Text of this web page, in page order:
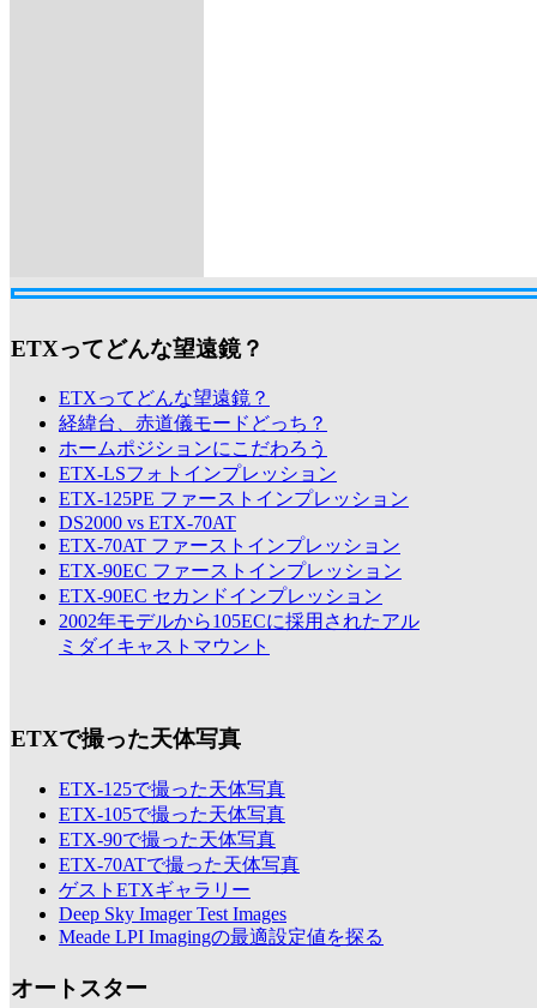
ETXってどんな望遠鏡？
ETXってどんな望遠鏡？
経緯台、赤道儀モードどっち？
ホームポジションにこだわろう
ETX-LSフォトインプレッション
ETX-125PE ファーストインプレッション
DS2000 vs ETX-70AT
ETX-70AT ファーストインプレッション
ETX-90EC ファーストインプレッション
ETX-90EC セカンドインプレッション
2002年モデルから105ECに採用されたアル
ミダイキャストマウント
ETXで撮った天体写真
ETX-125で撮った天体写真
ETX-105で撮った天体写真
ETX-90で撮った天体写真
ETX-70ATで撮った天体写真
ゲストETXギャラリー
Deep Sky Imager Test Images
Meade LPI Imagingの最適設定値を探る
オートスター